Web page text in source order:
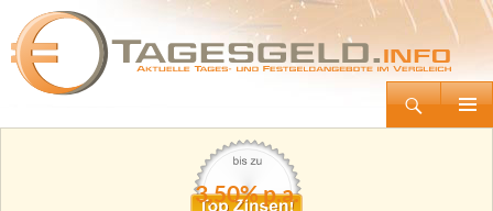
Tagesgeld.info – Tagesgeldkonten vergleichen und Tagesgeld-Zinsen berechnen
Zum
3,50% p.a.